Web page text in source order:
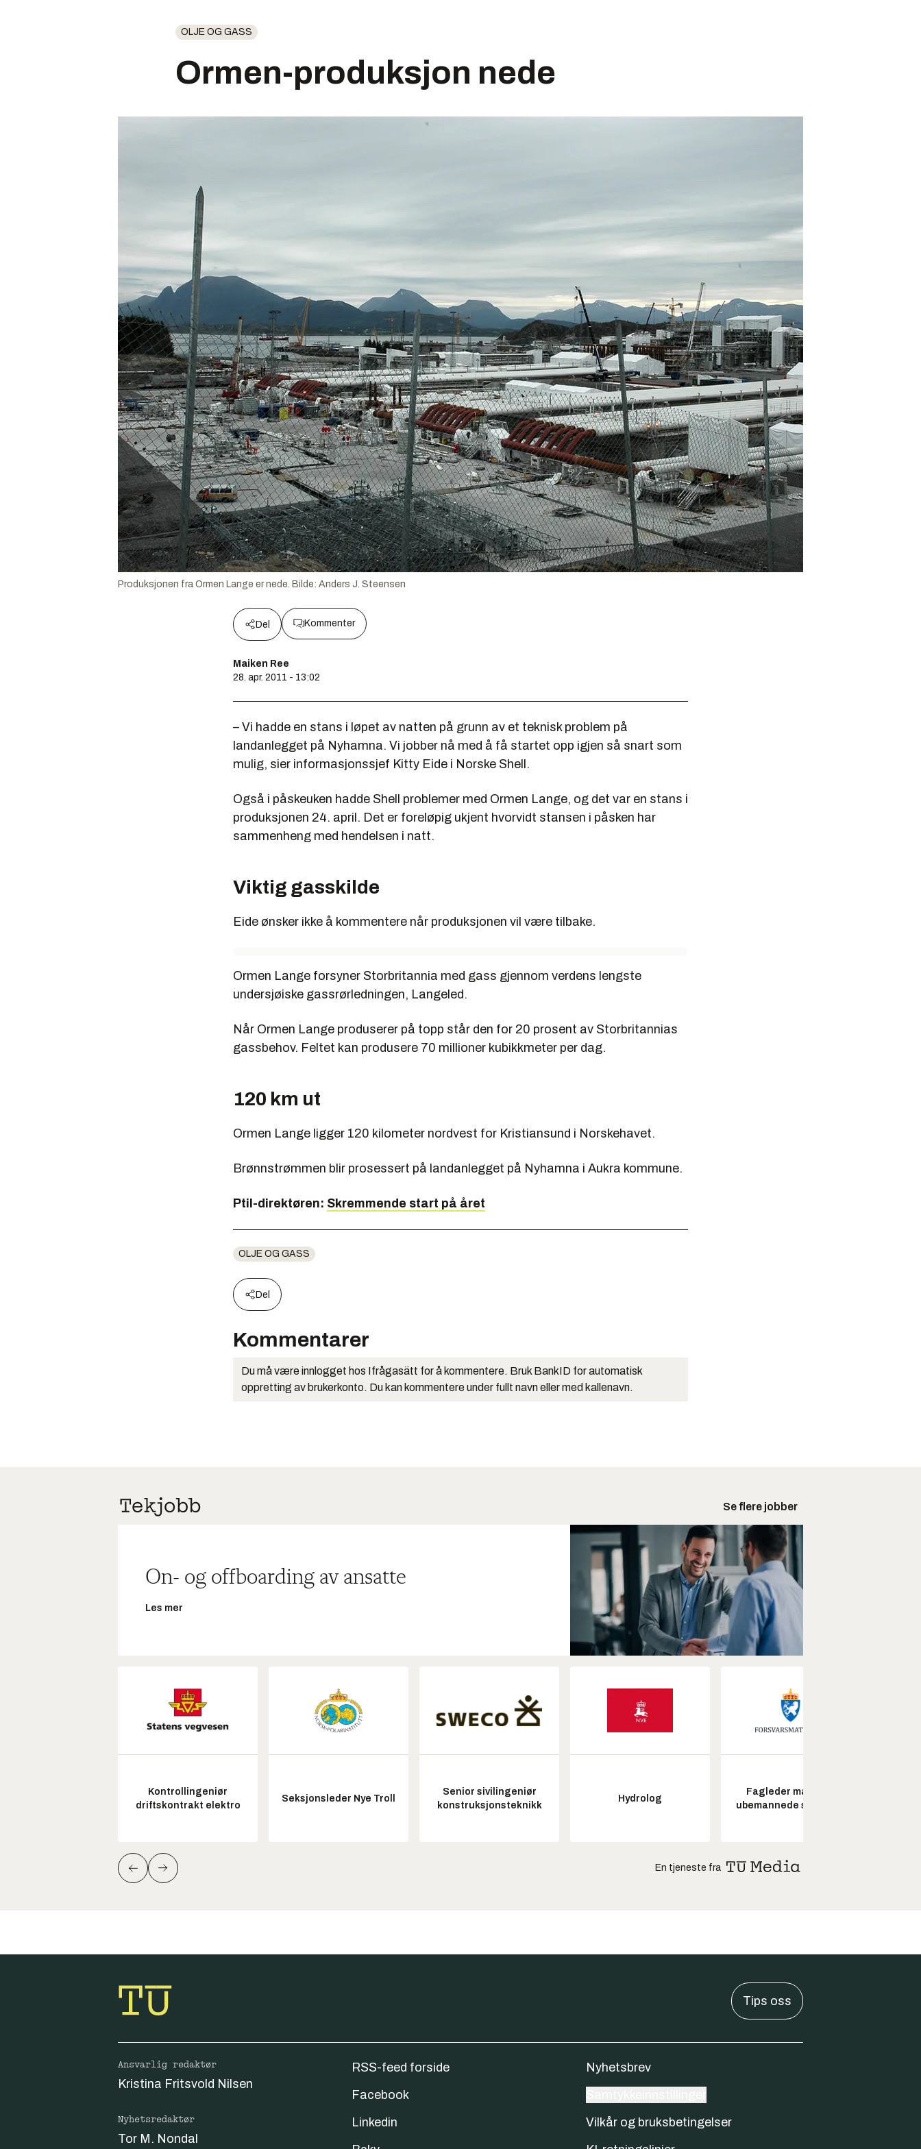
OLJE OG GASS
Ormen-produksjon nede
Produksjonen fra Ormen Lange er nede. Bilde: Anders J. Steensen
Del Kommenter
Maiken Ree
28. apr. 2011 - 13:02
– Vi hadde en stans i løpet av natten på grunn av et teknisk problem på
landanlegget på Nyhamna. Vi jobber nå med å få startet opp igjen så snart som
mulig, sier informasjonssjef Kitty Eide i Norske Shell.
Også i påskeuken hadde Shell problemer med Ormen Lange, og det var en stans i
produksjonen 24. april. Det er foreløpig ukjent hvorvidt stansen i påsken har
sammenheng med hendelsen i natt.
Viktig gasskilde
Eide ønsker ikke å kommentere når produksjonen vil være tilbake.
Ormen Lange forsyner Storbritannia med gass gjennom verdens lengste
undersjøiske gassrørledningen, Langeled.
Når Ormen Lange produserer på topp står den for 20 prosent av Storbritannias
gassbehov. Feltet kan produsere 70 millioner kubikkmeter per dag.
120 km ut
Ormen Lange ligger 120 kilometer nordvest for Kristiansund i Norskehavet.
Brønnstrømmen blir prosessert på landanlegget på Nyhamna i Aukra kommune.
Ptil-direktøren: Skremmende start på året
OLJE OG GASS
Del
Kommentarer
Du må være innlogget hos Ifrågasätt for å kommentere. Bruk BankID for automatisk
oppretting av brukerkonto. Du kan kommentere under fullt navn eller med kallenavn.
Se flere jobber
On- og offboarding av ansatte
Les mer
Kontrollingeniør
driftskontrakt elektro
Seksjonsleder Nye Troll
Senior sivilingeniør
konstruksjonsteknikk
Hydrolog
Fagleder maritime
ubemannede systemer
En tjeneste fra
Tips oss
Ansvarlig redaktør
Kristina Fritsvold Nilsen
Nyhetsredaktør
Tor M. Nondal
RSS-feed forside
Facebook
Linkedin
Nyhetsbrev
Vilkår og bruksbetingelser